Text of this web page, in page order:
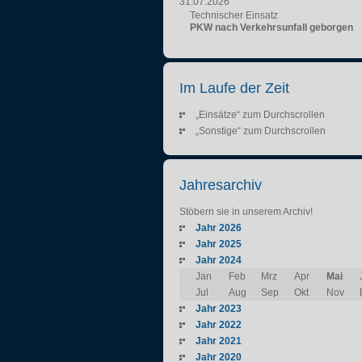
Technischer Einsatz
PKW nach Verkehrsunfall geborgen
Im Laufe der Zeit
„Einsätze“ zum Durchscrollen
„Sonstige“ zum Durchscrollen
Jahresarchiv
Stöbern sie in unserem Archiv!
Jahr 2026
Jahr 2025
Jahr 2024
Jan
Feb Mrz Apr Mai
Jul
Aug Sep Okt Nov
Jahr 2023
Jahr 2022
Jahr 2021
Jahr 2020